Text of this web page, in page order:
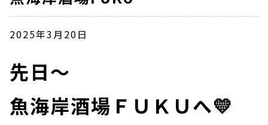
2025年3月20日
先日～
魚海岸酒場ＦＵＫＵへ💛